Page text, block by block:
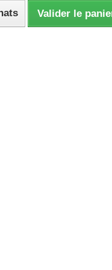
Valider le